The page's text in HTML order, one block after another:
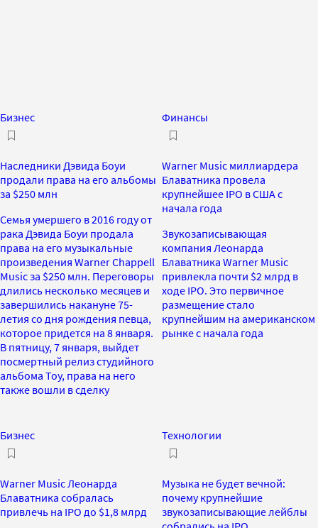
Бизнес
Наследники Дэвида Боуи
продали права на его альбомы
за $250 млн
Семья умершего в 2016 году от
рака Дэвида Боуи продала
права на его музыкальные
произведения Warner Chappell
Music за $250 млн. Переговоры
длились несколько месяцев и
завершились накануне 75-
летия со дня рождения певца,
которое придется на 8 января.
В пятницу, 7 января, выйдет
посмертный релиз студийного
альбома Toy, права на него
также вошли в сделку
Финансы
Warner Music миллиардера
Блаватника провела
крупнейшее IPO в США с
начала года
Звукозаписывающая
компания Леонарда
Блаватника Warner Music
привлекла почти $2 млрд в
ходе IPO. Это первичное
размещение стало
крупнейшим на американском
рынке с начала года
Бизнес
Warner Music Леонарда
Блаватника собралась
привлечь на IPO до $1,8 млрд
Технологии
Музыка не будет вечной:
почему крупнейшие
звукозаписывающие лейблы